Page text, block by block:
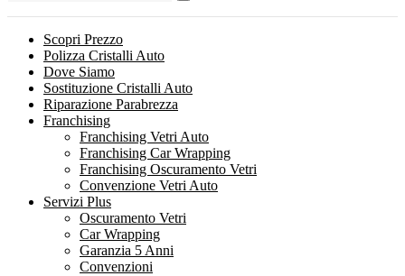
Scopri Prezzo
Polizza Cristalli Auto
Dove Siamo
Sostituzione Cristalli Auto
Riparazione Parabrezza
Franchising
Franchising Vetri Auto
Franchising Car Wrapping
Franchising Oscuramento Vetri
Convenzione Vetri Auto
Servizi Plus
Oscuramento Vetri
Car Wrapping
Garanzia 5 Anni
Convenzioni